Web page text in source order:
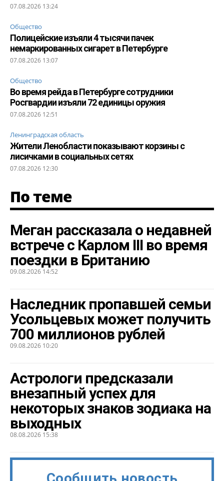
07.08.2026 13:24
Общество
Полицейские изъяли 4 тысячи пачек
немаркированных сигарет в Петербурге
07.08.2026 13:07
Общество
Во время рейда в Петербурге сотрудники
Росгвардии изъяли 72 единицы оружия
07.08.2026 12:51
Ленинградская область
Жители Ленобласти показывают корзины с
лисичками в социальных сетях
07.08.2026 12:30
По теме
Меган рассказала о недавней
встрече с Карлом III во время
поездки в Британию
09.08.2026 14:52
Наследник пропавшей семьи
Усольцевых может получить
700 миллионов рублей
09.08.2026 10:20
Астрологи предсказали
внезапный успех для
некоторых знаков зодиака на
выходных
08.08.2026 15:38